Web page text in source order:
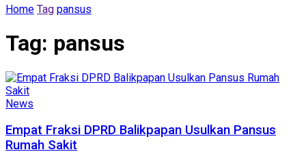
Home Tag pansus
Tag: pansus
News
Empat Fraksi DPRD Balikpapan Usulkan Pansus
Rumah Sakit